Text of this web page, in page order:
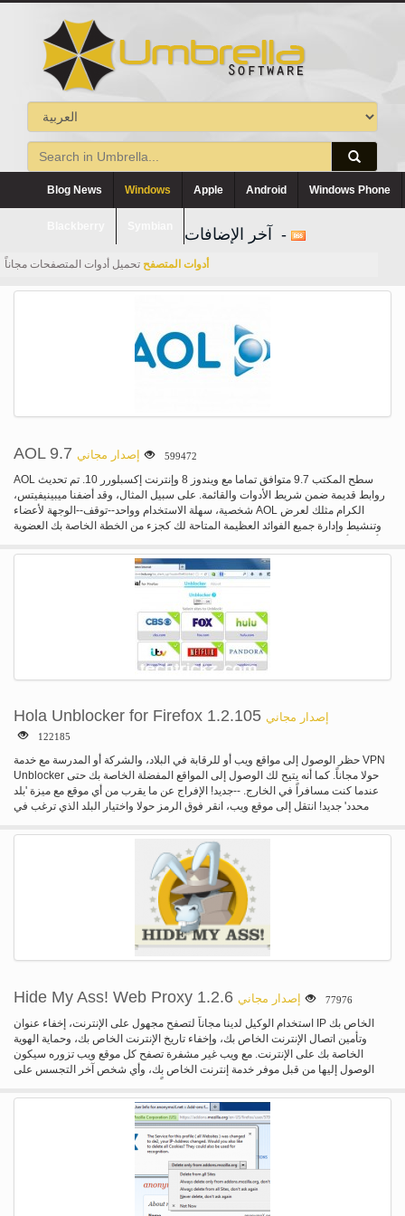
Blog News Windows Apple Android Windows Phone
آخر الإضافات -
أدوات المتصفح تحميل أدوات المتصفحات مجاناً
AOL 9.7 إصدار مجاني 599472
AOL سطح المكتب 9.7 متوافق تماما مع ويندوز 8 وإنترنت إكسبلورر 10. تم تحديث
روابط قديمة ضمن شريط الأدوات والقائمة. على سبيل المثال، وقد أضفنا ميبينيفيتس،
شخصية، سهلة الاستخدام وواحد--توقف--الوجهة لأعضاء AOL الكرام مثلك لعرض
وتنشيط وإدارة جميع الفوائد العظيمة المتاحة لك كجزء من الخطة الخاصة بك العضوية
علبة البريد الخاصة بك سوف أداء ضعيف.
Hola Unblocker for Firefox 1.2.105 إصدار مجاني
122185
حظر الوصول إلى مواقع ويب أو للرقابة في البلاد، والشركة أو المدرسة مع خدمة VPN
Unblocker حولا مجاناً. كما أنه يتيح لك الوصول إلى المواقع المفضلة الخاصة بك حتى
عندما كنت مسافراً في الخارج. --جديد! الإفراج عن ما يقرب من أي موقع مع ميزة 'بلد
محدد' جديد! انتقل إلى موقع ويب، انقر فوق الرمز حولا واختيار البلد الذي ترغب في
للتكنولوجيا VPN Unblocker التي توفر أسرع وأكثر انفتاحاً على شبكة الإنترنت.
Hide My Ass! Web Proxy 1.2.6 إصدار مجاني 77976
استخدام الوكيل لدينا مجاناً لتصفح مجهول على الإنترنت، إخفاء عنوان IP الخاص بك
وتأمين اتصال الإنترنت الخاص بك، وإخفاء تاريخ الإنترنت الخاص بك، وحماية الهوية
الخاصة بك على الإنترنت. مع ويب غير مشفرة تصفح كل موقع ويب تزوره سيكون
الوصول إليها من قبل موفر خدمة إنترنت الخاص بك، وأي شخص آخر التجسس على
المرور على الشبكة HTTP الخاص بك. قد يتم حظر بعض المواقع على اتصال الإنترنت
الخاص بك. استخدام وكيل ويب مجاناً لدينا تقريبا الموجودة على شبكة أخرى وتجاوز
الكتل ويب. قد لا تعرض بعض مواقع ويب SSL (HTTPS://)، وحتى البيانات الحساسة
الخاصة بك (مثل موقع مستخدم/تمريره) عرضه للسرقة على شبكة غير آمنة. استخدام
بصمتك على الإنترنت. استخدام الوكيل لدينا لإخفاء الهوية الخاصة بك على الإنترنت
الحقيقية والاختباء خلف أحد من الملكية الفكرية مجهولة لدينا. يمكنك أيضا تحديد الذي